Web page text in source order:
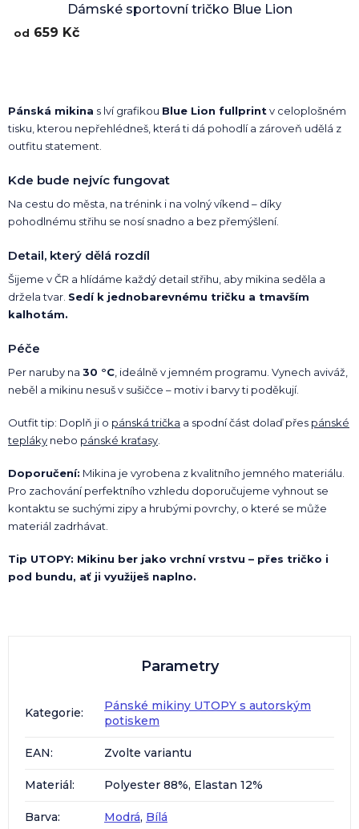
Dámské sportovní tričko Blue Lion
od 659 Kč
Pánská mikina s lví grafikou Blue Lion fullprintv celoplošném
tisku, kterou nepřehlédneš, která ti dá pohodlí a zároveň udělá z
outfitu statement.
Kde bude nejvíc fungovat
Na cestu do města, na trénink i na volný víkend – díky
pohodlnému střihu se nosí snadno a bez přemýšlení.
Detail, který dělá rozdíl
Šijeme v ČR a hlídáme každý detail střihu, aby mikina seděla a
držela tvar. Sedí k jednobarevnému tričku a tmavším
kalhotám.
Péče
Per naruby na 30 °C , ideálně v jemném programu. Vynech aviváž,
neběl a mikinu nesuš v sušičce – motiv i barvy ti poděkují.
Outfit tip: Doplň ji o pánská trička a spodní část dolaď přes pánské
tepláky nebo pánské kraťasy
Doporučení: Mikina je vyrobena z kvalitního jemného materiálu.
Pro zachování perfektního vzhledu doporučujeme vyhnout se
kontaktu se suchými zipy a hrubými povrchy, o které se může
materiál zadrhávat.
Tip UTOPY: Mikinu ber jako vrchní vrstvu – přes tričko i
pod bundu, ať ji využiješ naplno.
Parametry
Kategorie:
Pánské mikiny UTOPY s autorským
potiskem
EAN: Zvolte variantu
Materiál: Polyester 88%, Elastan 12%
Barva: Modrá, Bílá